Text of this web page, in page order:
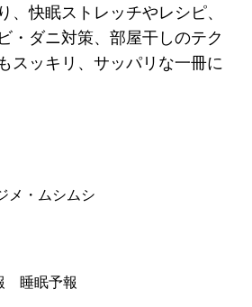
、快眠ストレッチやレシピ、
・ダニ対策、部屋干しのテク
スッキリ、サッパリな一冊に
メ・ムシムシ
睡眠予報